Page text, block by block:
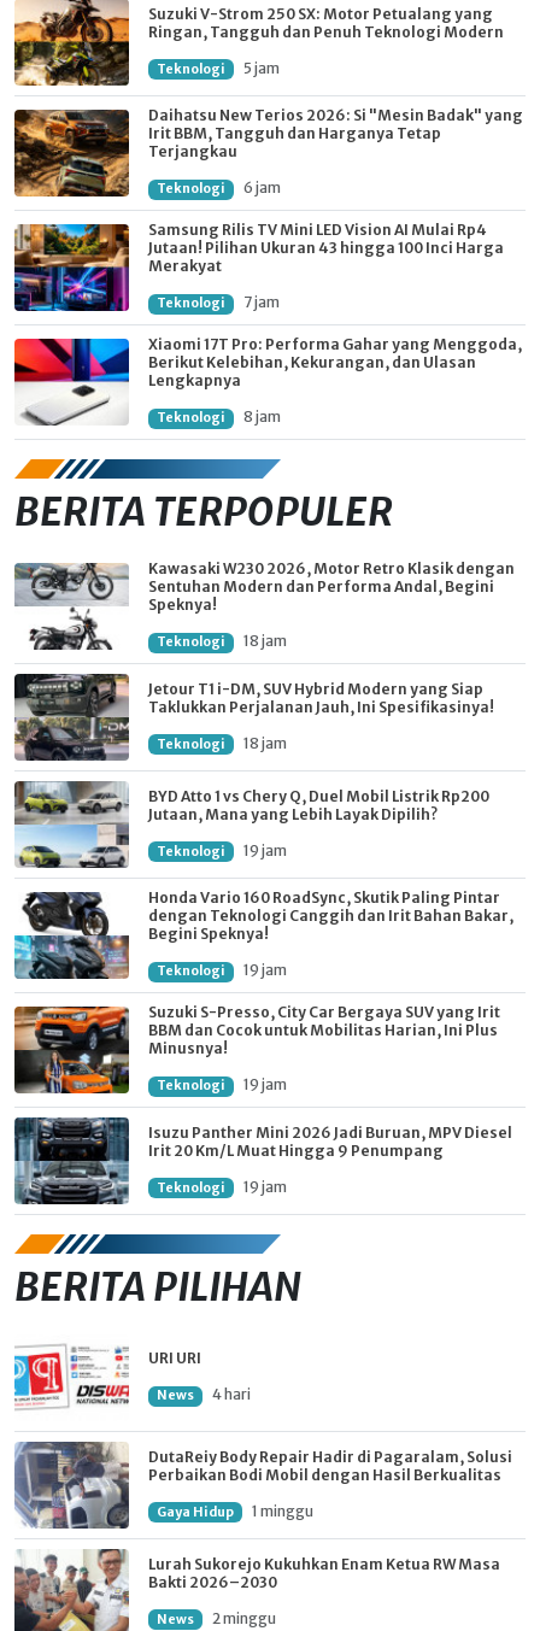
Suzuki V-Strom 250 SX: Motor Petualang yang
Ringan, Tangguh dan Penuh Teknologi Modern
Teknologi 5 jam
Daihatsu New Terios 2026: Si "Mesin Badak" yang
Irit BBM, Tangguh dan Harganya Tetap
Terjangkau
Teknologi 6 jam
Samsung Rilis TV Mini LED Vision AI Mulai Rp4
Jutaan! Pilihan Ukuran 43 hingga 100 Inci Harga
Merakyat
Teknologi 7 jam
Xiaomi 17T Pro: Performa Gahar yang Menggoda,
Berikut Kelebihan, Kekurangan, dan Ulasan
Lengkapnya
Teknologi 8 jam
BERITA TERPOPULER
Kawasaki W230 2026, Motor Retro Klasik dengan
Sentuhan Modern dan Performa Andal, Begini
Speknya!
Teknologi 18 jam
Jetour T1 i-DM, SUV Hybrid Modern yang Siap
Taklukkan Perjalanan Jauh, Ini Spesifikasinya!
Teknologi 18 jam
BYD Atto 1 vs Chery Q, Duel Mobil Listrik Rp200
Jutaan, Mana yang Lebih Layak Dipilih?
Teknologi 19 jam
Honda Vario 160 RoadSync, Skutik Paling Pintar
dengan Teknologi Canggih dan Irit Bahan Bakar,
Begini Speknya!
Teknologi 19 jam
Suzuki S-Presso, City Car Bergaya SUV yang Irit
BBM dan Cocok untuk Mobilitas Harian, Ini Plus
Minusnya!
Teknologi 19 jam
Isuzu Panther Mini 2026 Jadi Buruan, MPV Diesel
Irit 20 Km/L Muat Hingga 9 Penumpang
Teknologi 19 jam
BERITA PILIHAN
URI URI
News 4 hari
DutaReiy Body Repair Hadir di Pagaralam, Solusi
Perbaikan Bodi Mobil dengan Hasil Berkualitas
Gaya Hidup 1 minggu
Lurah Sukorejo Kukuhkan Enam Ketua RW Masa
Bakti 2026–2030
News 2 minggu